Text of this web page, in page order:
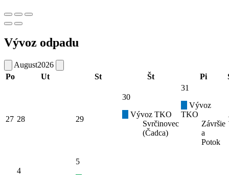
Vývoz odpadu
August2026
Po
Ut St Št Pi
27 28 29
30
Vývoz TKO
Svrčinovec
(Čadca)
31
Vývoz
TKO
Závršie
a
Potok
4
5